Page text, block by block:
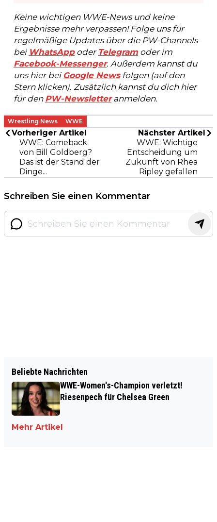
Keine wichtigen WWE-News und keine
Ergebnisse mehr verpassen! Folge uns für
regelmäßige Updates über die PW-Channels
bei WhatsAppoder Telegramoder im
Facebook-Messenger. Außerdem kannst du
uns hier bei Google Newsfolgen (auf den
Stern klicken). Zusätzlich kannst du dich hier
für den PW-Newsletteranmelden.
Wrestling News WWE
Vorheriger Artikel
WWE: Comeback
von Bill Goldberg?
Das ist der Stand der
Dinge...
Nächster Artikel
WWE: Wichtige
Entscheidung um
Zukunft von Rhea
Ripley gefallen
Schreiben Sie einen Kommentar
Beliebte Nachrichten
WWE-Women's-Champion verletzt!
Riesenpech für Chelsea Green
Mehr Artikel